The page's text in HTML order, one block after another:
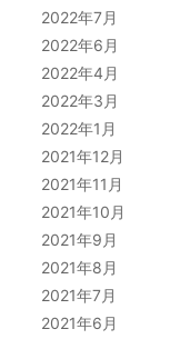
2022年7月
2022年6月
2022年4月
2022年3月
2022年1月
2021年12月
2021年11月
2021年10月
2021年9月
2021年8月
2021年7月
2021年6月